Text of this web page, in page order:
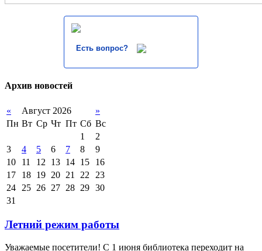
Есть вопрос?
Архив новостей
« Август 2026
»
Пн Вт Ср Чт Пт Сб Вс
1
2
3
4 5 6 7 8
9
10
11 12 13 14 15
16
17
18 19 20 21 22
23
24
25 26 27 28 29 30
31
Летний режим работы
Уважаемые посетители! С 1 июня библиотека переходит на